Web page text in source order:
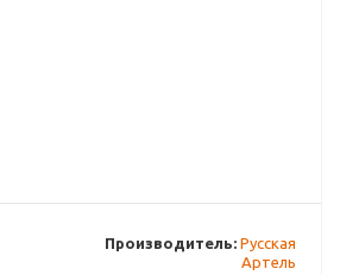
Производитель: Русская
Артель